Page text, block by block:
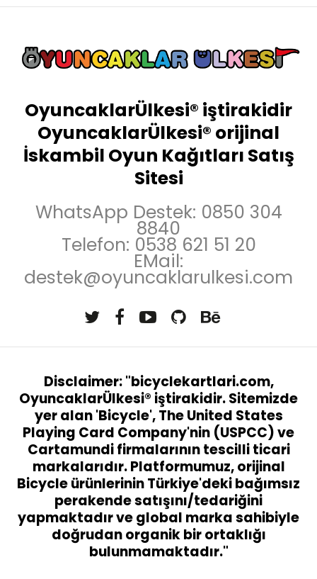
OyuncaklarÜlkesi® iştirakidir
OyuncaklarÜlkesi® orijinal
İskambil Oyun Kağıtları Satış
Sitesi
WhatsApp Destek: 0850 304
8840
Telefon: 0538 621 51 20
EMail:
destek@oyuncaklarulkesi.com
Disclaimer: "bicyclekartlari.com,
OyuncaklarÜlkesi® iştirakidir. Sitemizde
yer alan 'Bicycle', The United States
Playing Card Company'nin (USPCC) ve
Cartamundi firmalarının tescilli ticari
markalarıdır. Platformumuz, orijinal
Bicycle ürünlerinin Türkiye'deki bağımsız
perakende satışını/tedariğini
yapmaktadır ve global marka sahibiyle
doğrudan organik bir ortaklığı
bulunmamaktadır."